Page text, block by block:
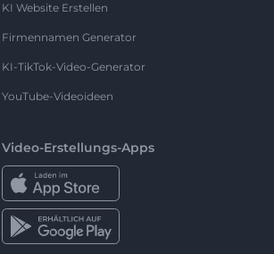
KI Website Erstellen
Firmennamen Generator
KI-TikTok-Video-Generator
YouTube-Videoideen
Video-Erstellungs-Apps